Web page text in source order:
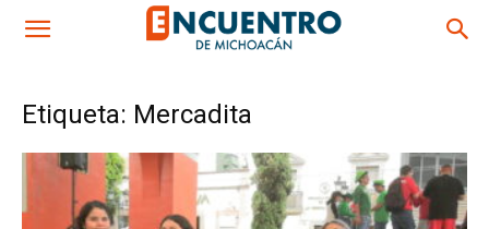
Etiqueta: Mercadita